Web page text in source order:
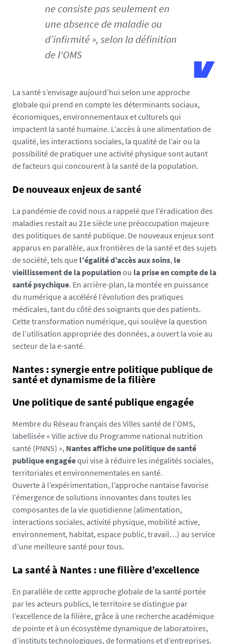
ne consiste pas seulement en
une absence de maladie ou
d’infirmité », selon la définition
de l'OMS
La santé s’envisage aujourd’hui selon une approche
globale qui prend en compte les déterminants sociaux,
économiques, environnementaux et culturels qui
impactent la santé humaine. L’accès à une alimentation de
qualité, les interactions sociales, la qualité de l’air ou la
possibilité de pratiquer une activité physique sont autant
de facteurs qui concourent à la santé de la population.
De nouveaux enjeux de santé
La pandémie de covid nous a rappelé que l’éradication des
maladies restait au 21e siècle une préoccupation majeure
des politiques de santé publique. De nouveaux enjeux sont
apparus en parallèle, aux frontières de la santé et des sujets
de société, tels que l’égalité d’accès aux soins, le
vieillissement de la populationou la prise en compte de la
santé psychique. En arrière-plan, la montée en puissance
du numérique a accéléré l’évolution des pratiques
médicales, tant du côté des soignants que des patients.
Cette transformation numérique, qui soulève la question
de l’utilisation appropriée des données, a ouvert la voie au
secteur de la e-santé.
Nantes : synergie entre politique publique de
santé et dynamisme de la filière
Une politique de santé publique engagée
Membre du Réseau français des Villes santé de l’OMS,
labellisée « Ville active du Programme national nutrition
santé (PNNS) », Nantes affiche une politique de santé
publique engagéequi vise à réduire les inégalités sociales,
territoriales et environnementales en santé.
Ouverte à l’expérimentation, l’approche nantaise favorise
l’émergence de solutions innovantes dans toutes les
composantes de la vie quotidienne (alimentation,
interactions sociales, activité physique, mobilité active,
environnement, habitat, espace public, travail…) au service
d’une meilleure santé pour tous.
La santé à Nantes : une filière d’excellence
En parallèle de cette approche globale de la santé portée
par les acteurs publics, le territoire se distingue par
l’excellence de la filière, grâce à une recherche académique
de pointe et à un écosystème dynamique de laboratoires,
d’instituts technologiques, de formations et d’entreprises.